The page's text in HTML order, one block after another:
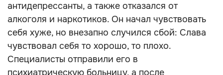
антидепрессанты, а также отказался от
алкоголя и наркотиков. Он начал чувствовать
себя хуже, но внезапно случился сбой: Слава
чувствовал себя то хорошо, то плохо.
Специалисты отправили его в
психиатрическую больницу, а после